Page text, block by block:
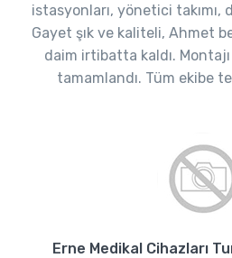
istasyonları, yönetici takımı,
Gayet şık ve kaliteli, Ahmet
daim irtibatta kaldı. Montajı
tamamlandı. Tüm ekibe
Erne Medikal Cihazları